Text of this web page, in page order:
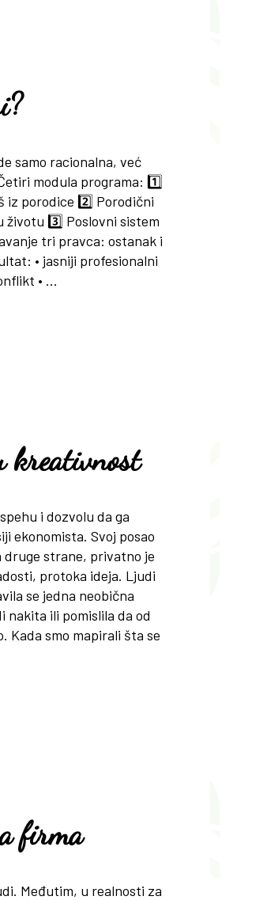
samo racionalna, već
modula programa: 1️⃣
iz porodice 2️⃣ Porodični
životu 3️⃣ Poslovni sistem
tri pravca: ostanak i
• jasniji profesionalni
• ...
kreativnost
i dozvolu da ga
ekonomista. Svoj posao
druge strane, privatno je
protoka ideja. Ljudi
se jedna neobična
ili pomislila da od
Kada smo mapirali šta se
firma
Međutim, u realnosti za